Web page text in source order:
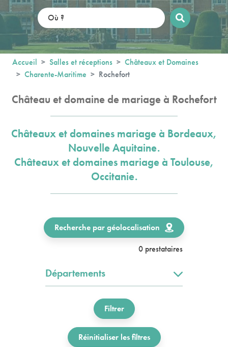
Accueil Salles et réceptions
Châteaux et Domaines
Charente-Maritime
Rochefort
Château et domaine de mariage à Rochefort
Châteaux et domaines mariage à Bordeaux,
Nouvelle Aquitaine.
Châteaux et domaines mariage à Toulouse,
Occitanie.
Recherche par géolocalisation
0 prestataires
Départements
Filtrer
Réinitialiser les filtres